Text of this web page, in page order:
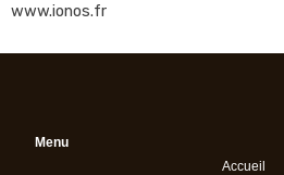
www.ionos.fr
Menu
Accueil